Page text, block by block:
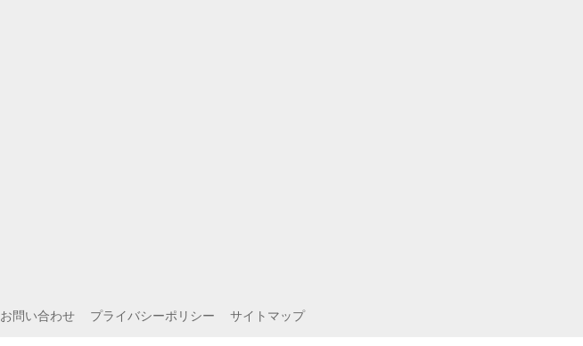
お問い合わせ プライバシーポリシー サイトマップ